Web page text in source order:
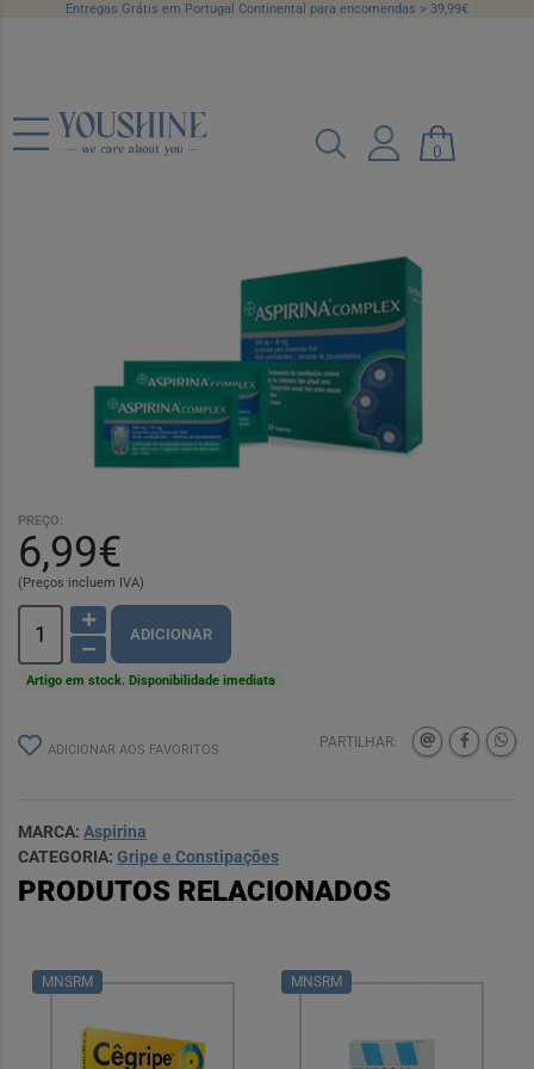
Entregas Grátis em Portugal Continental para encomendas > 39,99€
0
Aspirina Complex , 500 mg + 30 mg 10
PREÇO:
6,99€
(Preços incluem IVA)
ADICIONAR
Artigo em stock. Disponibilidade imediata
ADICIONAR AOS FAVORITOS PARTILHAR:
MARCA: Aspirina
CATEGORIA: Gripe e Constipações
PRODUTOS RELACIONADOS
MNSRM MNSRM